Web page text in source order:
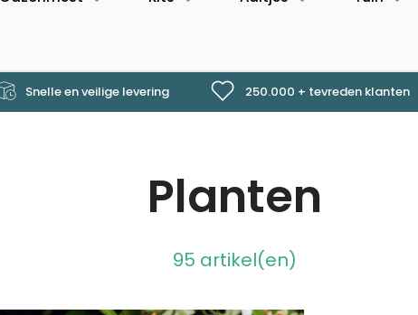
Snelle en veilige levering 250.000 + tevreden klanten
Planten
95 artikel(en)